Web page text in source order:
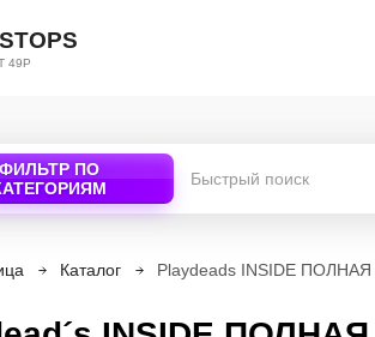
49Р
ФИЛЬТР ПО
Каталог Playdeads INSIDE ПОЛНАЯ